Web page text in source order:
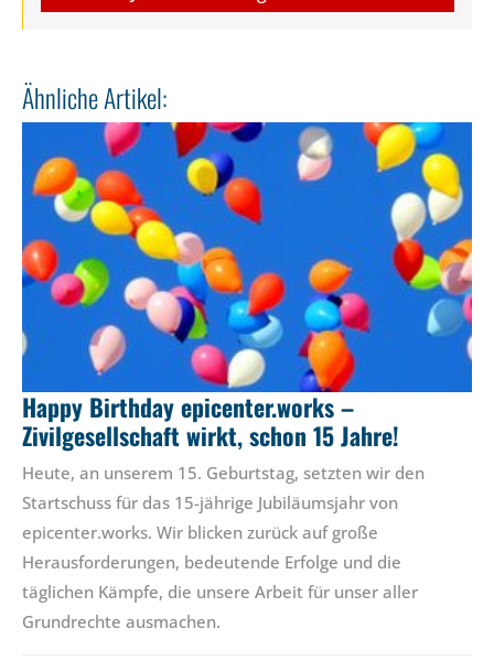
Ähnliche Artikel:
Happy Birthday epicenter.works –
Zivilgesellschaft wirkt, schon 15 Jahre!
Heute, an unserem 15. Geburtstag, setzten wir den
Startschuss für das 15-jährige Jubiläumsjahr von
epicenter.works. Wir blicken zurück auf große
Herausforderungen, bedeutende Erfolge und die
täglichen Kämpfe, die unsere Arbeit für unser aller
Grundrechte ausmachen.